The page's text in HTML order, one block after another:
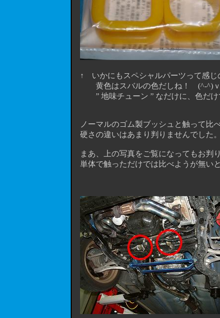
↑ いかにもスペシャルパーツって感じ
黄色はスバルの色だしね！ (^-^)
” 地味チューン ” なだけに、色だけ
ノーマルのゴム製ブッシュと触って比
硬さの違いはあまり判りませんでした
まあ、上の写真をご覧になってもお判
単体で触っただけでは比べようが無い